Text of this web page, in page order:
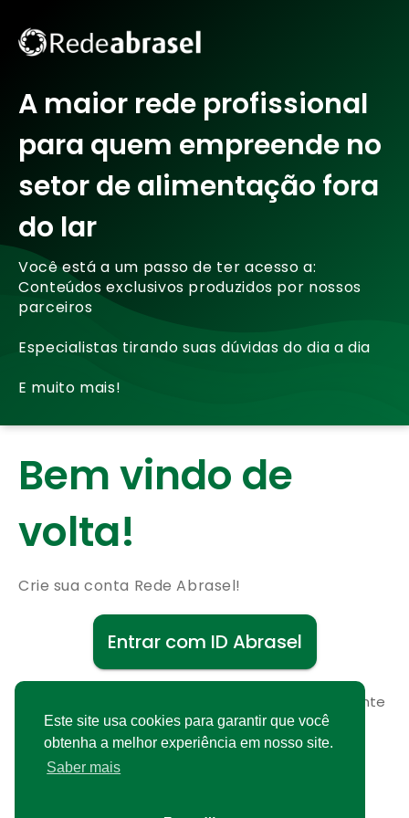
Este site usa cookies para garantir que você
obtenha a melhor experiência em nosso site.
Saber mais
A maior rede profissional
para quem empreende no
setor de alimentação fora
do lar
Você está a um passo de ter acesso a:
Conteúdos exclusivos produzidos por nossos
parceiros
Especialistas tirando suas dúvidas do dia a dia
E muito mais!
Bem vindo de
volta!
Crie sua conta Rede Abrasel!
Entrar com ID Abrasel
Cadastre-se gratuitamente